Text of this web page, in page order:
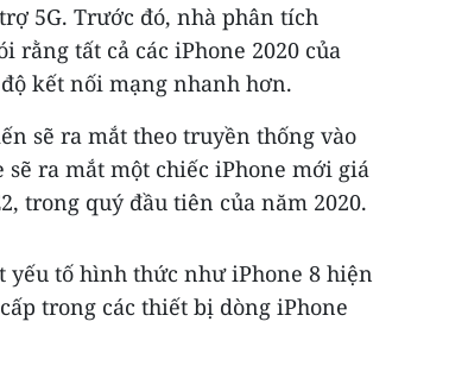
5G. Trước đó, nhà phân tích
rằng tất cả các iPhone 2020 của
kết nối mạng nhanh hơn.
sẽ ra mắt theo truyền thống vào
ra mắt một chiếc iPhone mới giá
trong quý đầu tiên của năm 2020.
yếu tố hình thức như iPhone 8 hiện
trong các thiết bị dòng iPhone